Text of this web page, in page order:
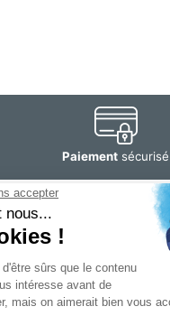
Paiement sécurisé
Restez
informé
SOGEDIS SAS
3 rue Antoine Lavoisier